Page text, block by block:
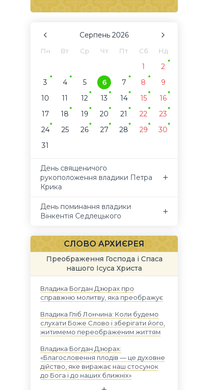
Серпень 2026
Пн Вт Ср Чт Пт Сб Нд
1
2
3
4 5 6 7 8
9
10
11 12 13 14 15
16
17
18 19 20 21 22
23
24
25 26 27 28 29
30
31
День священичого
рукоположення владики Петра
Крика
День поминання владики
Вінкентія Седлецького
СЛОВО АРХИЄРЕЯ
Преображення Господа і Спаса
нашого Ісуса Христа
Владика Богдан Дзюрах про
справжню молитву, яка преображує
Владика Гліб Лончина: Коли будемо
слухати Боже Слово і зберігати його,
житимемо переображеним життям
Владика Богдан Дзюрах:
«Благословення плодів — це духовне
дійство, яке виражає наш стосунок
до Бога і до наших ближніх»